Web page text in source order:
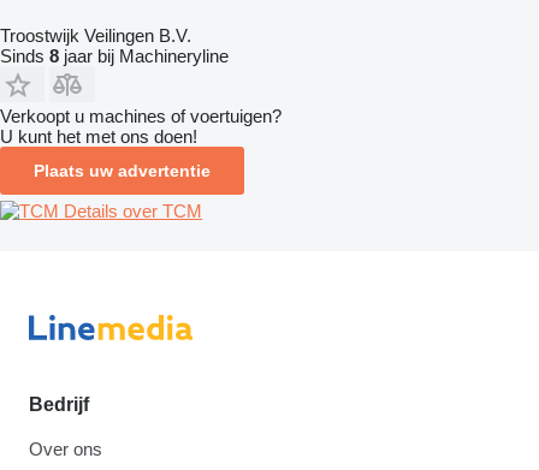
Troostwijk Veilingen B.V.
Sinds 8 jaar bij Machineryline
Verkoopt u machines of voertuigen?
U kunt het met ons doen!
Plaats uw advertentie
Details over TCM
Bedrijf
Over ons